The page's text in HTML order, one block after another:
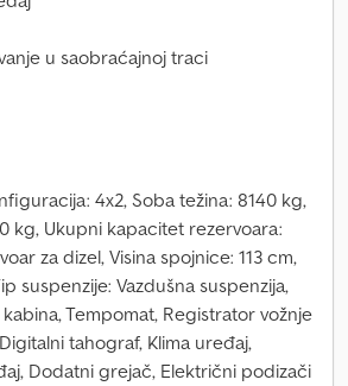
u saobraćajnoj traci
4x2, Soba težina: 8140 kg,
kg, Ukupni kapacitet rezervoara:
za dizel, Visina spojnice: 113 cm,
suspenzije: Vazdušna suspenzija,
Tempomat, Registrator vožnje
tahograf, Klima uređaj,
Dodatni grejač, Električni podizači